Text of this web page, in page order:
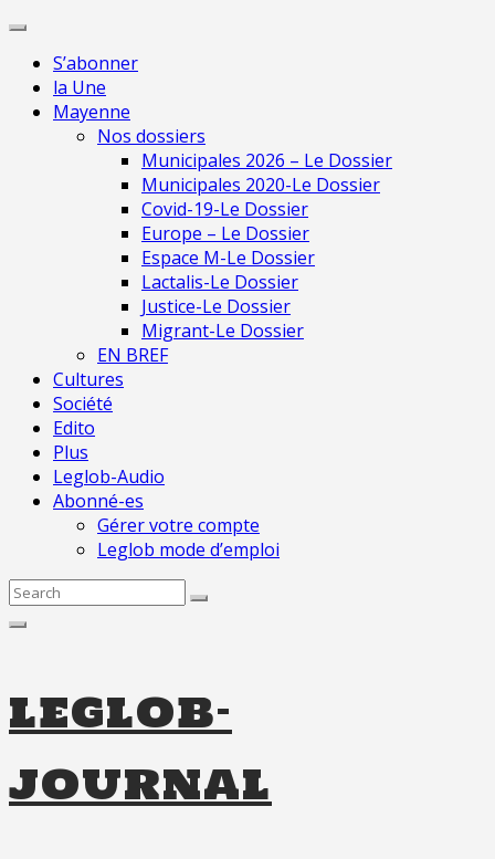
Skip
contentS’abonner
la Une
Mayenne
Nos dossiers
Municipales 2026 – Le Dossier
Municipales 2020-Le Dossier
Covid-19-Le Dossier
Europe – Le Dossier
Espace M-Le Dossier
Lactalis-Le Dossier
Justice-Le Dossier
Migrant-Le Dossier
EN BREF
Cultures
Société
Edito
Plus
Leglob-Audio
Abonné-es
Gérer votre compte
Leglob mode d’emploi
Search
leglob-
journal